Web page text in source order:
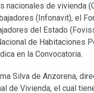
nacionales de vivienda
(Infonavit), el
del Estado
de Habitaciones
en la Convocatoria.
Silva de Anzorena,
de Vivienda, el cual